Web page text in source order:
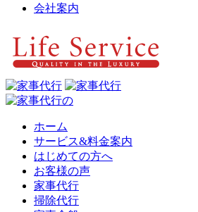
会社案内
ホーム
サービス&料金案内
はじめての方へ
お客様の声
家事代行
掃除代行